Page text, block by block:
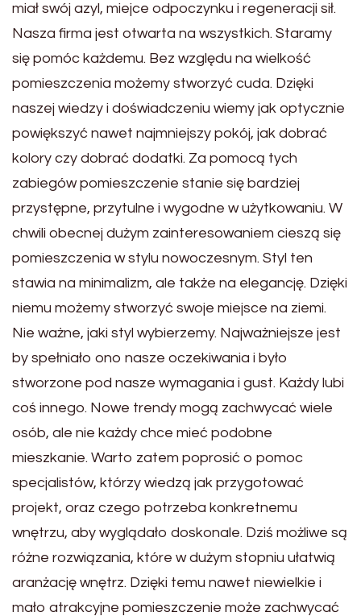
miał swój azyl, miejce odpoczynku i regeneracji sił.
Nasza firma jest otwarta na wszystkich. Staramy
się pomóc każdemu. Bez względu na wielkość
pomieszczenia możemy stworzyć cuda. Dzięki
naszej wiedzy i doświadczeniu wiemy jak optycznie
powiększyć nawet najmniejszy pokój, jak dobrać
kolory czy dobrać dodatki. Za pomocą tych
zabiegów pomieszczenie stanie się bardziej
przystępne, przytulne i wygodne w użytkowaniu. W
chwili obecnej dużym zainteresowaniem cieszą się
pomieszczenia w stylu nowoczesnym. Styl ten
stawia na minimalizm, ale także na elegancję. Dzięki
niemu możemy stworzyć swoje miejsce na ziemi.
Nie ważne, jaki styl wybierzemy. Najważniejsze jest
by spełniało ono nasze oczekiwania i było
stworzone pod nasze wymagania i gust. Każdy lubi
coś innego. Nowe trendy mogą zachwycać wiele
osób, ale nie każdy chce mieć podobne
mieszkanie. Warto zatem poprosić o pomoc
specjalistów, którzy wiedzą jak przygotować
projekt, oraz czego potrzeba konkretnemu
wnętrzu, aby wyglądało doskonale. Dziś możliwe są
różne rozwiązania, które w dużym stopniu ułatwią
aranżację wnętrz. Dzięki temu nawet niewielkie i
mało atrakcyjne pomieszczenie może zachwycać